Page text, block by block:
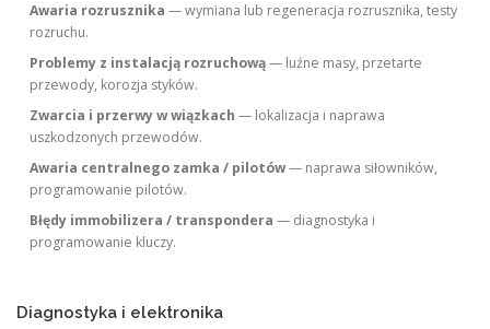
Awaria rozrusznika — wymiana lub regeneracja rozrusznika, testy
rozruchu.
Problemy z instalacją rozruchową— luźne masy, przetarte
przewody, korozja styków.
Zwarcia i przerwy w wiązkach — lokalizacja i naprawa
uszkodzonych przewodów.
Awaria centralnego zamka / pilotów— naprawa siłowników,
programowanie pilotów.
Błędy immobilizera / transpondera — diagnostyka i
programowanie kluczy.
Diagnostyka i elektronika